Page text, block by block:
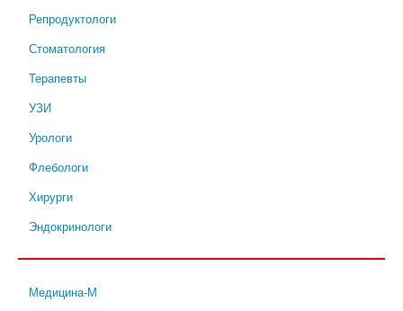
Репродуктологи
Стоматология
Терапевты
УЗИ
Урологи
Флебологи
Хирурги
Эндокринологи
Медицина-М